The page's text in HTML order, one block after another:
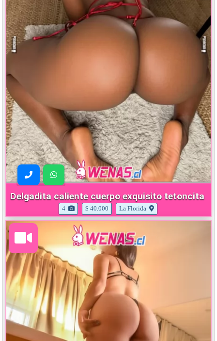
Delgadita caliente cuerpo exquisito tetoncita
4 $ 40.000 La Florida